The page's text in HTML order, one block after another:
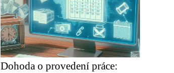
Dohoda o provedení práce: